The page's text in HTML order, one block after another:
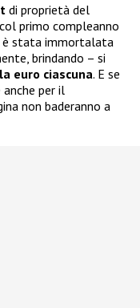
di proprietà del
primo compleanno
è stata immortalata
brindando – si
euro ciascuna. E se
per il
non baderanno a